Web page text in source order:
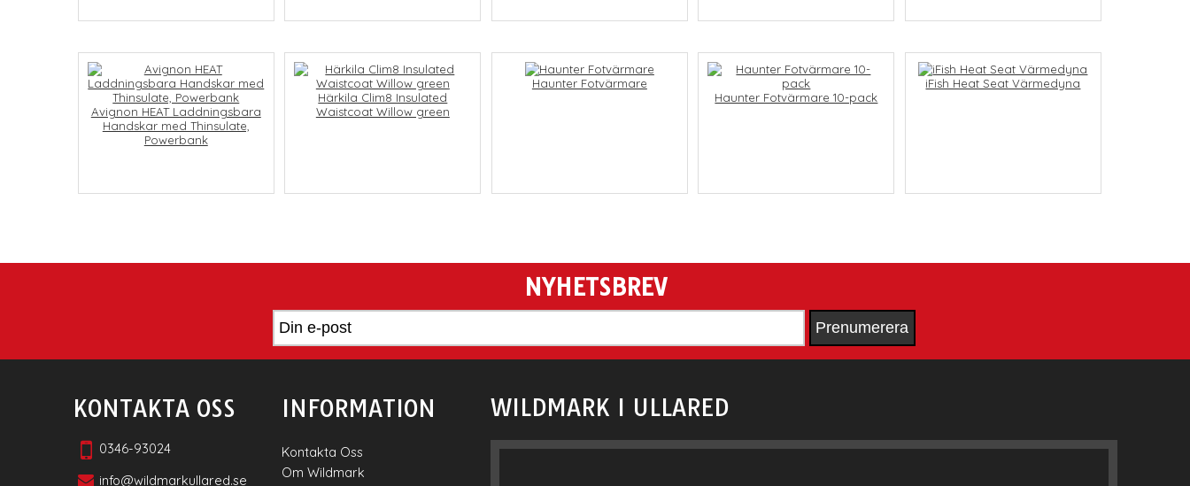
Avignon HEAT Laddningsbara
Handskar med Thinsulate,
Powerbank
Härkila Clim8 Insulated
Waistcoat Willow green
Haunter Fotvärmare
Haunter Fotvärmare 10-pack
iFish Heat Seat Värmedyna
NYHETSBREV
WILDMARK I ULLARED
KONTAKTA OSS
0346-93024
info@wildmarkullared.se
INFORMATION
Kontakta Oss
Om Wildmark